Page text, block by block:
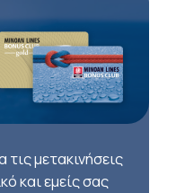
τις μετακινήσεις
και εμείς σας